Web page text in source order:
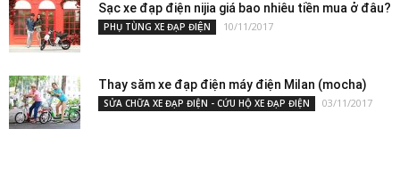
Sạc xe đạp điện nijia giá bao nhiêu tiền mua ở đâu?
PHỤ TÙNG XE ĐẠP ĐIỆN 10/11/2017
Thay săm xe đạp điện máy điện Milan (mocha)
SỬA CHỮA XE ĐẠP ĐIỆN - CỨU HỘ XE ĐẠP ĐIỆN 03/11/2017